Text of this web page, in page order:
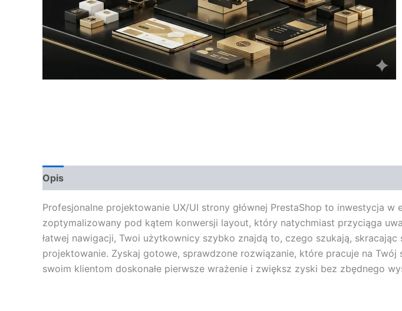
Opis
Profesjonalne projektowanie UX/UI strony głównej PrestaShop to inwestycja
zoptymalizowany pod kątem konwersji layout, który natychmiast przyciąga
łatwej nawigacji, Twoi użytkownicy szybko znajdą to, czego szukają,
projektowanie. Zyskaj gotowe, sprawdzone rozwiązanie, które pracuje na
swoim klientom doskonałe pierwsze wrażenie i zwiększ zyski bez zbędnego